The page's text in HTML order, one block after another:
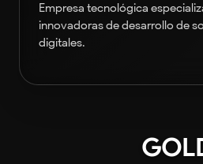
Empresa tecnológica
innovadoras de desarrollo de
digitales.